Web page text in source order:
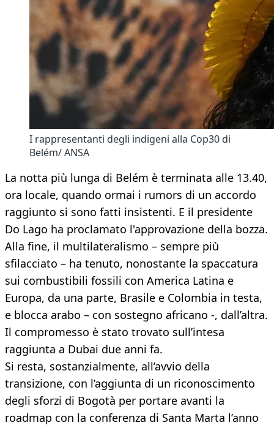
I rappresentanti degli indigeni alla Cop30 di
Belém/ ANSA
La notta più lunga di Belém è terminata alle 13.40,
ora locale, quando ormai i rumors di un accordo
raggiunto si sono fatti insistenti. E il presidente
Do Lago ha proclamato l'approvazione della bozza.
Alla fine, il multilateralismo – sempre più
sfilacciato – ha tenuto, nonostante la spaccatura
sui combustibili fossili con America Latina e
Europa, da una parte, Brasile e Colombia in testa,
e blocca arabo – con sostegno africano -, dall’altra.
Il compromesso è stato trovato sull’intesa
raggiunta a Dubai due anni fa.
Si resta, sostanzialmente, all’avvio della
transizione, con l’aggiunta di un riconoscimento
degli sforzi di Bogotà per portare avanti la
roadmap con la conferenza di Santa Marta l’anno